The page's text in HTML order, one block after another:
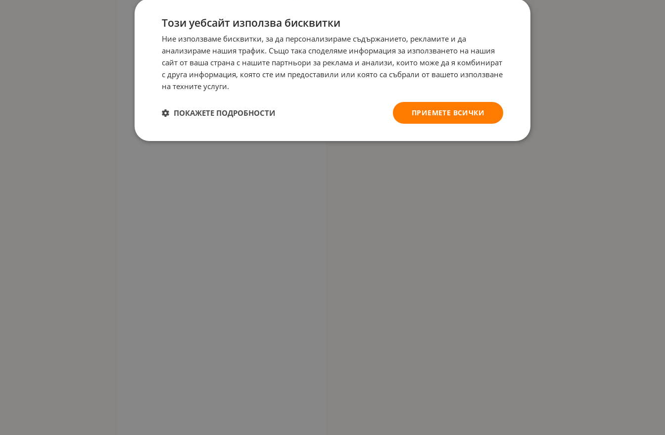
Този уебсайт използва бисквитки
Ние използваме бисквитки, за да персонализираме съдържанието, рекламите и да
анализираме нашия трафик. Също така споделяме информация за използването на нашия
сайт от ваша страна с нашите партньори за реклама и анализи, които може да я комбинират
с друга информация, която сте им предоставили или която са събрали от вашето използване
на техните услуги.
ПРИЕМЕТЕ ВСИЧКИ
ПОКАЖЕТЕ ПОДРОБНОСТИ